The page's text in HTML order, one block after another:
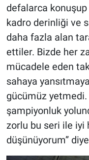
defalarca konuşup
kadro derinliği ve
daha fazla alan
ettiler. Bizde her
mücadele eden
sahaya
gücümüz yetmedi.
şampiyonluk
zorlu bu seri ile iyi
düşünüyorum”